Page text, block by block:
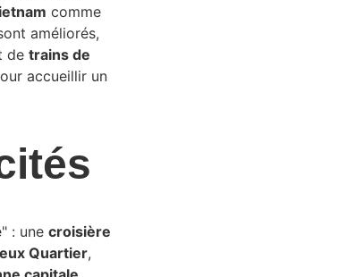
comme
améliorés,
de trains de
accueillir un
: une croisière
Quartier,